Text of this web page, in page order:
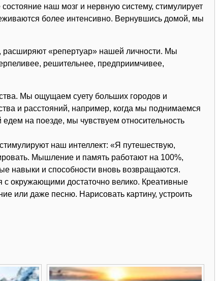
наш мозг и нервную систему, стимулирует
более интенсивно. Вернувшись домой, мы
«репертуар» нашей личности. Мы
решительнее, предприимчивее,
Мы ощущаем суету больших городов и
и расстояний, например, когда мы поднимаемся
на поезде, мы чувствуем относительность
наш интеллект: «Я путешествую,
Мышление и память работают на 100%,
навыки и способности вновь возвращаются.
окружающими достаточно велико. Креативные
или даже песню. Нарисовать картину, устроить